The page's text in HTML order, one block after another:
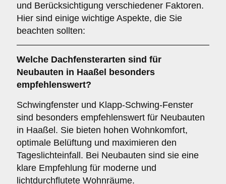
und Berücksichtigung verschiedener Faktoren.
Hier sind einige wichtige Aspekte, die Sie
beachten sollten:
Welche Dachfensterarten sind für
Neubauten in Haaßel besonders
empfehlenswert?
Schwingfenster und Klapp-Schwing-Fenster
sind besonders empfehlenswert für Neubauten
in Haaßel. Sie bieten hohen Wohnkomfort,
optimale Belüftung und maximieren den
Tageslichteinfall. Bei Neubauten sind sie eine
klare Empfehlung für moderne und
lichtdurchflutete Wohnräume.